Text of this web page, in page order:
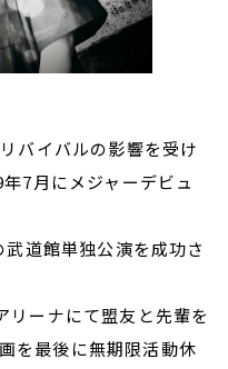
バイバルの影響を受け
7月にメジャーデビュ
道館単独公演を成功さ
リーナにて盟友と先輩を
を最後に無期限活動休